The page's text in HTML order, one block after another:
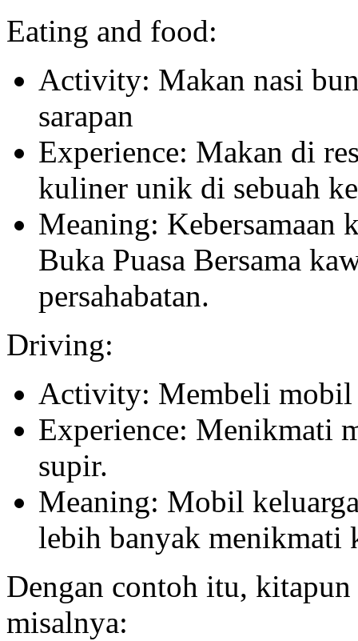
Eating and food:
Activity: Makan nasi
sarapan
Experience: Makan di
kuliner unik di sebuah
Meaning: Kebersamaan
Buka Puasa Bersama
persahabatan.
Driving:
Activity: Membeli
Experience: Menikmati
supir.
Meaning: Mobil
lebih banyak menikmati
Dengan contoh itu,
misalnya: